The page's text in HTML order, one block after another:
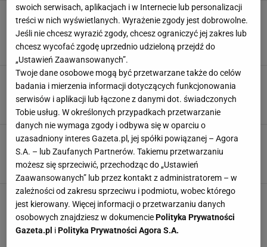
Szukają fachowców z doświadczeniem. Płacą
nawet 25 tys. zł. W Polsce nie zarobimy nawet
połowy tego
BUDOWNICTWO HOLANDIA PIENIĄDZE PRACA
70 złotych za godzinę pracy? To nie żart. Sieć
supermarketów szuka pracowników
HOLANDIA PIENIĄDZE PRACA SKLEPY
To muzeum wygląda jak ludzkie ciało. Można
poczuć się jak w bajce "Było sobie życie"
HOLANDIA MUZEUM PODRÓŻE
Polska restauracja okazała się najlepszą w tym
kraju. Pani Joanna pęka z dumy: Marzenia się
spełniają
GASTRONOMIA HOLANDIA NAGRODY
swoich serwisach, aplikacjach i w Internecie lub personalizacji
treści w nich wyświetlanych. Wyrażenie zgody jest dobrowolne.
Jeśli nie chcesz wyrazić zgody, chcesz ograniczyć jej zakres lub
chcesz wycofać zgodę uprzednio udzieloną przejdź do
„Ustawień Zaawansowanych”.
Twoje dane osobowe mogą być przetwarzane także do celów
badania i mierzenia informacji dotyczących funkcjonowania
serwisów i aplikacji lub łączone z danymi dot. świadczonych
Tobie usług. W określonych przypadkach przetwarzanie
danych nie wymaga zgody i odbywa się w oparciu o
uzasadniony interes Gazeta.pl, jej spółki powiązanej – Agora
S.A. – lub Zaufanych Partnerów. Takiemu przetwarzaniu
możesz się sprzeciwić, przechodząc do „Ustawień
Zaawansowanych” lub przez kontakt z administratorem – w
zależności od zakresu sprzeciwu i podmiotu, wobec którego
jest kierowany. Więcej informacji o przetwarzaniu danych
osobowych znajdziesz w dokumencie Polityka Prywatności
Gazeta.pl i Polityka Prywatności Agora S.A.